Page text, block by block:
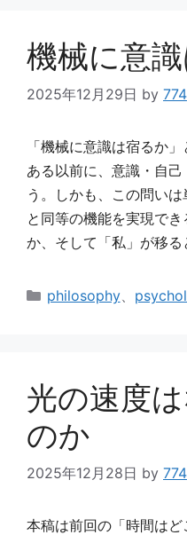
機械に意
2025年12月29日 by 774
「機械に意識は宿るか
ある以前に、意識・自
う。しかも、この問い
と同等の機能を実現で
か、そして「私」が移
カ
philosophy、
光の速度
のか
2025年12月28日 by 774
本稿は前回の「時間は